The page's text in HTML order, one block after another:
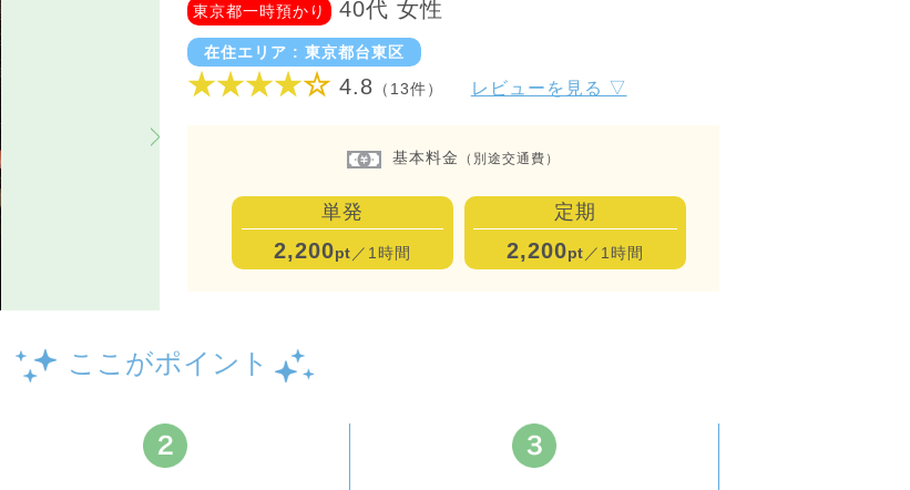
東京都一時預かり 40代 女性
在住エリア : 東京都台東区
★★★★☆ 4.8 （13件） レビューを見る ▽
基本料金 （別途交通費）
単発
2,200pt／1時間
定期
2,200pt／1時間
ここがポイント